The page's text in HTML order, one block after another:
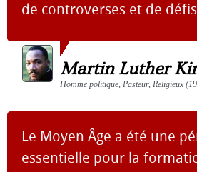
de controverses et de
Martin Luther
Homme politique, Pasteur, Religieux
Le Moyen Âge a été une
essentielle pour la